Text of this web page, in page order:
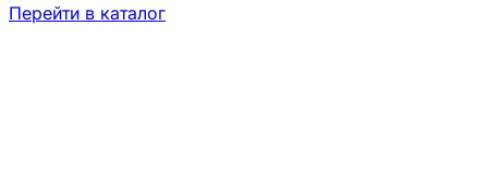
Перейти в каталог
Загрузка товаров